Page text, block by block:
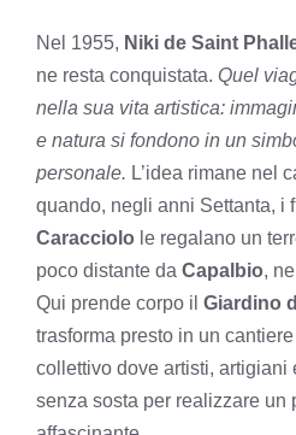
Nel 1955, Niki de Saint
ne resta conquistata. Quel
nella sua vita artistica:
e natura si fondono in un
personale. L’idea rimane nel
quando, negli anni Settanta, i
Caracciolo le regalano un
poco distante da Capalbio,
Qui prende corpo il Giardino
trasforma presto in un
collettivo dove artisti, artigiani
senza sosta per realizzare un